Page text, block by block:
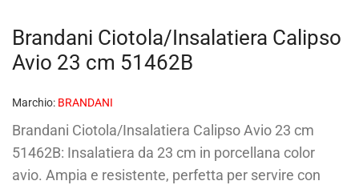
Brandani Ciotola/Insalatiera Calipso
Avio 23 cm 51462B
Marchio: BRANDANI
Brandani Ciotola/Insalatiera Calipso Avio 23 cm
51462B: Insalatiera da 23 cm in porcellana color
avio. Ampia e resistente, perfetta per servire con